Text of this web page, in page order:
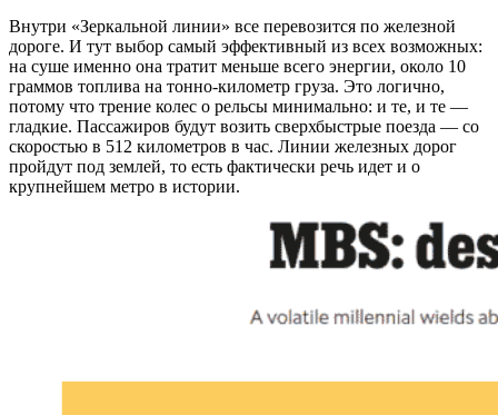
Внутри «Зеркальной линии» все перевозится по железной
дороге. И тут выбор самый эффективный из всех возможных:
на суше именно она тратит меньше всего энергии, около 10
граммов топлива на тонно-километр груза. Это логично,
потому что трение колес о рельсы минимально: и те, и те —
гладкие. Пассажиров будут возить сверхбыстрые поезда — со
скоростью в 512 километров в час. Линии железных дорог
пройдут под землей, то есть фактически речь идет и о
крупнейшем метро в истории.